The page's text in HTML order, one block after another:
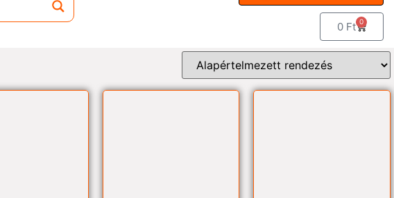
0 Ft 0